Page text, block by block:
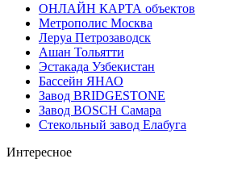
ОНЛАЙН КАРТА объектов
Метрополис Москва
Леруа Петрозаводск
Ашан Тольятти
Эстакада Узбекистан
Бассейн ЯНАО
Завод BRIDGESTONE
Завод BOSCH Самара
Стекольный завод Елабуга
Интересное